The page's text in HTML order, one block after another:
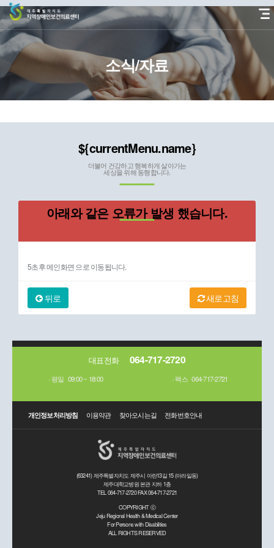
문
바
로
가
소식/자료
${currentMenu.name}
더불어 건강하고 행복하게 살아가는
세상을 위해 동행합니다.
아래와 같은 오류가 발생 했습니다.
5초후 메인화면 으로 이동됩니다.
새로고침
뒤로
대표전화 064-717-2720
평일 09:00 ~ 18:00 팩스 064-717-2721
개인정보처리방침 이용약관 찾아오시는길 전화번호안내
(63241) 제주특별자치도 제주시 아란13길 15 (아라일동)
제주대학교병원 본관 지하 1층
TEL 064-717-2720 FAX 064-717-2721
COPYRIGHT ⓒ
Jeju Regional Health & Medical Center
For Persons with Disabilities
ALL RIGHTS RESERVED